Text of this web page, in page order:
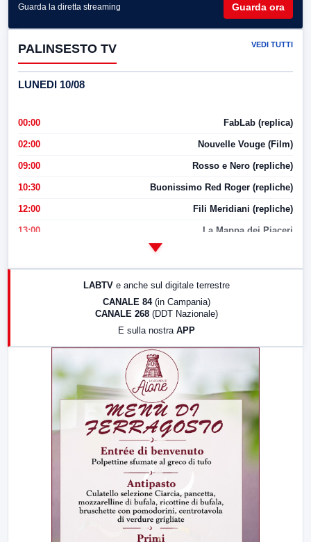
Guarda la diretta streaming Guarda ora
PALINSESTO TV VEDI TUTTI
LUNEDI 10/08
00:00 FabLab (replica)
02:00 Nouvelle Vouge (Film)
09:00 Rosso e Nero (repliche)
10:30 Buonissimo Red Roger (repliche)
12:00 Fili Meridiani (repliche)
13:00 La Mappa dei Piaceri
LABTV e anche sul digitale terrestre
CANALE 84 (in Campania)
CANALE 268 (DDT Nazionale)
E sulla nostra APP